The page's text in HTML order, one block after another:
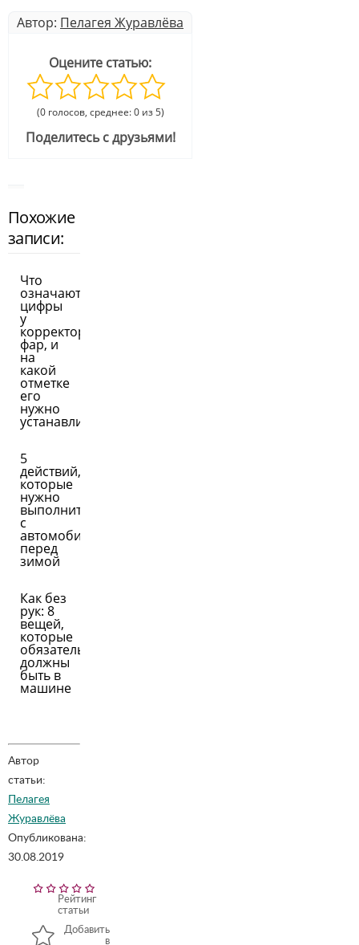
Автор: Пелагея Журавлёва
Оцените статью:
(0 голосов, среднее: 0 из 5)
Поделитесь с друзьями!
Похожие
записи:
Что
означают
цифры
у
корректора
фар, и
на
какой
отметке
его
нужно
устанавливать
5
действий,
которые
нужно
выполнить
с
автомобилем
перед
зимой
Как без
рук: 8
вещей,
которые
обязательно
должны
быть в
машине
Автор
статьи:
Пелагея
Журавлёва
Опубликована:
30.08.2019
Рейтинг
статьи
Добавить
в